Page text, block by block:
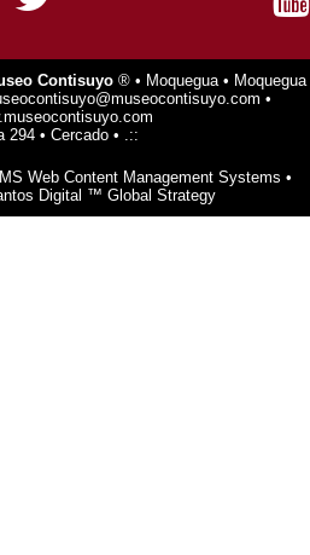
Contisuyo ® • Moquegua • Moquegua
•
294 • Cercado • .::
Web Content Management Systems •
Digital ™ Global Strategy